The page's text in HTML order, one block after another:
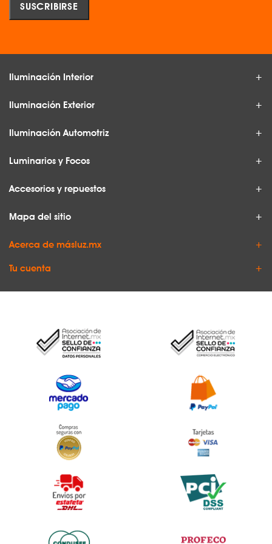
Iluminación Interior
Iluminación Exterior
Iluminación Automotriz
Luminarios y Focos
Accesorios y repuestos
Mapa del sitio
Acerca de másluz.mx
Tu cuenta